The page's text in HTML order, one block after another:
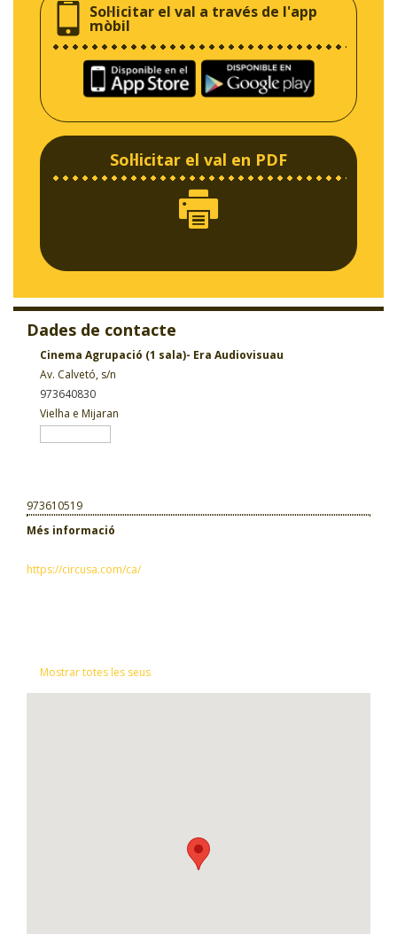
Sol·licitar el val a través de l'app
mòbil
Sol·licitar el val en PDF
Dades de contacte
Cinema Agrupació (1 sala)- Era Audiovisuau
Av. Calvetó, s/n
973640830
Vielha e Mijaran
973610519
Més informació
https://circusa.com/ca/
Mostrar totes les seus